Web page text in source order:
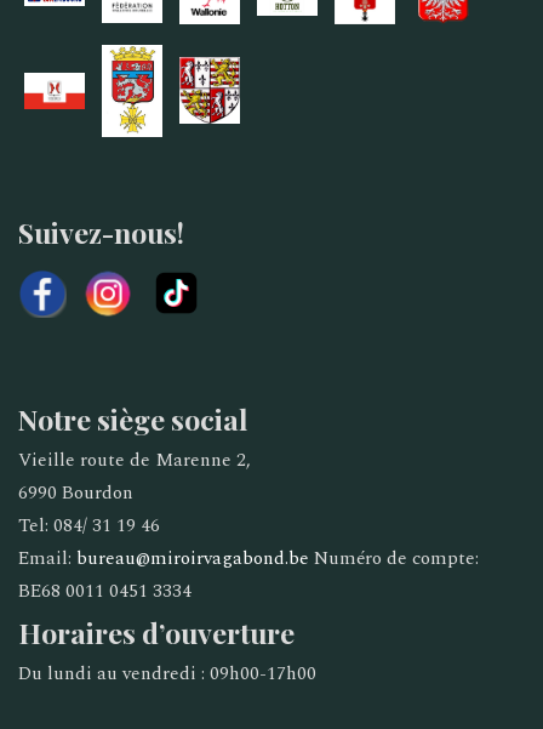
Suivez-nous!
Notre siège social
Vieille route de Marenne 2,
6990 Bourdon
Tel: 084/ 31 19 46
Email: bureau@miroirvagabond.be Numéro de compte:
BE68 0011 0451 3334
Horaires d’ouverture
Du lundi au vendredi : 09h00-17h00